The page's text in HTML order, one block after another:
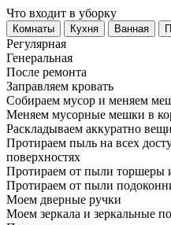
Что входит в уборку
Регу­лярная
Гене­ральная
После ремонта
Заправляем кровать
Собираем мусор и меняем
Меняем мусорные мешки в
Раскладываем аккуратно вещи
Протираем пыль на всех
поверхностях
Протираем от пыли торшеры
Протираем от пыли
Моем дверные ручки
Моем зеркала и зеркальные